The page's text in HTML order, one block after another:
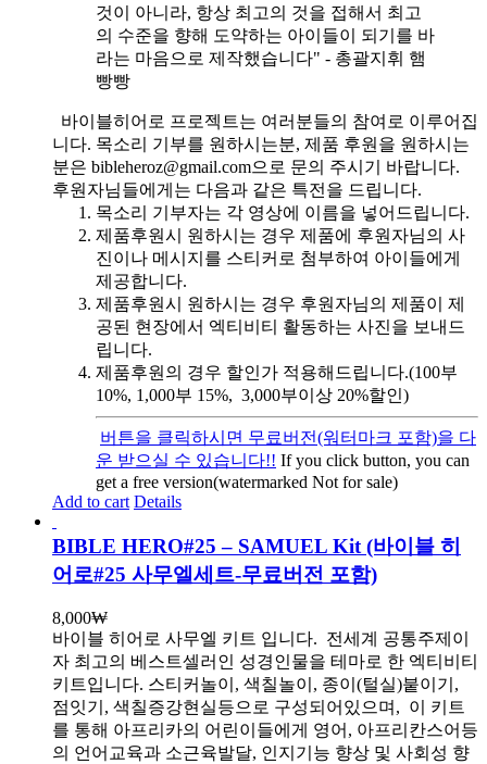
것이 아니라, 항상 최고의 것을 접해서 최고
의 수준을 향해 도약하는 아이들이 되기를 바
라는 마음으로 제작했습니다" - 총괄지휘 햄
빵빵
바이블히어로 프로젝트는 여러분들의 참여로 이루어집
니다. 목소리 기부를 원하시는분, 제품 후원을 원하시는
분은 bibleheroz@gmail.com으로 문의 주시기 바랍니다.
후원자님들에게는 다음과 같은 특전을 드립니다.
목소리 기부자는 각 영상에 이름을 넣어드립니다.
제품후원시 원하시는 경우 제품에 후원자님의 사
진이나 메시지를 스티커로 첨부하여 아이들에게
제공합니다.
제품후원시 원하시는 경우 후원자님의 제품이 제
공된 현장에서 엑티비티 활동하는 사진을 보내드
립니다.
제품후원의 경우 할인가 적용해드립니다.(100부
10%, 1,000부 15%, 3,000부이상 20%할인)
버튼을 클릭하시면 무료버전(워터마크 포함)을 다
운 받으실 수 있습니다!! If you click button, you can
get a free version(watermarked Not for sale)
Add to cart Details
BIBLE HERO#25 – SAMUEL Kit (바이블 히
어로#25 사무엘세트-무료버전 포함)
8,000₩
바이블 히어로 사무엘 키트 입니다. 전세계 공통주제이
자 최고의 베스트셀러인 성경인물을 테마로 한 엑티비티
키트입니다. 스티커놀이, 색칠놀이, 종이(털실)붙이기,
점잇기, 색칠증강현실등으로 구성되어있으며, 이 키트
를 통해 아프리카의 어린이들에게 영어, 아프리칸스어등
의 언어교육과 소근육발달, 인지기능 향상 및 사회성 향